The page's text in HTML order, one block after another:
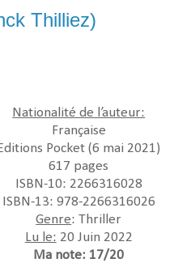
Thilliez)
Nationalité de l’auteur:
Française
Editions Pocket (6 mai 2021)
617 pages
ISBN-10:‎ 2266316028
ISBN-13:‎ 978-2266316026
Genre: Thriller
Lu le: 20 Juin 2022
Ma note: 17/20